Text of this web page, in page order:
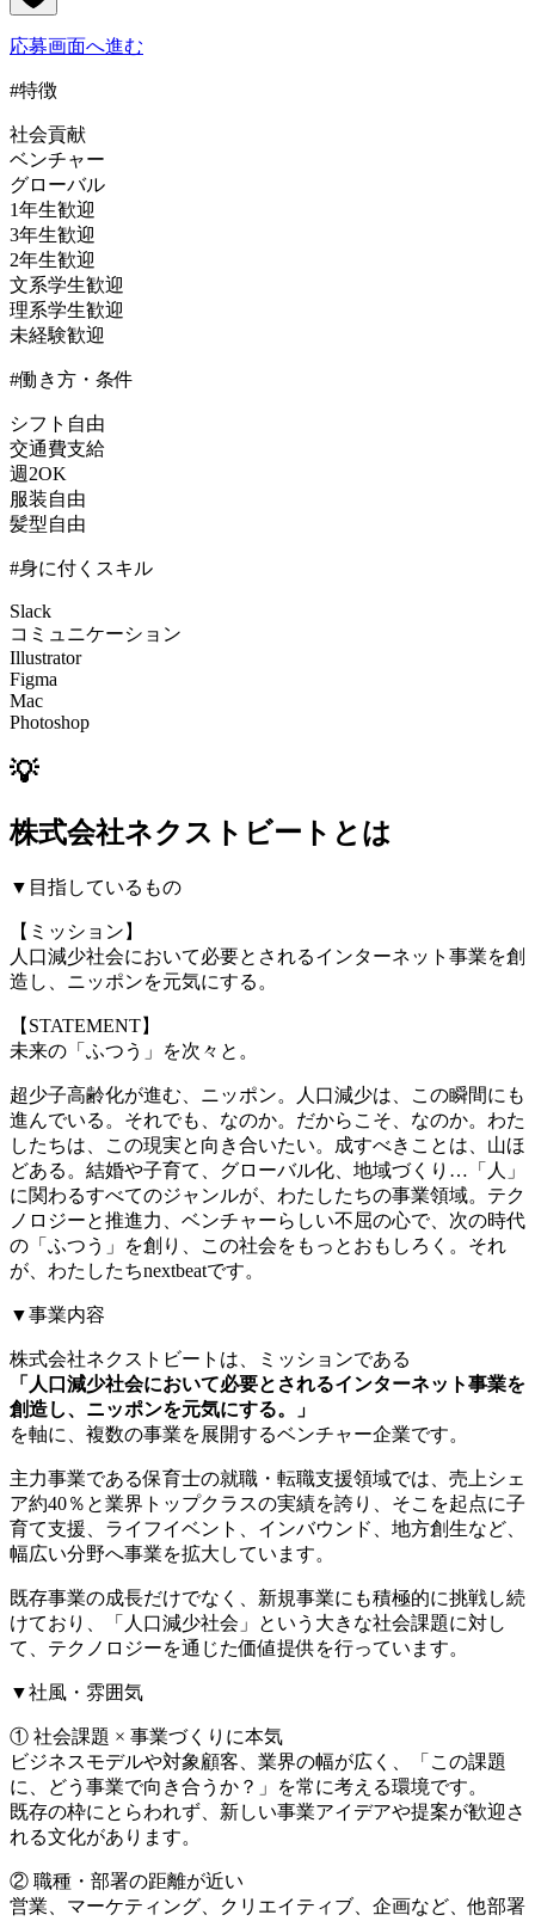
応募画面へ進む
#特徴
社会貢献
ベンチャー
グローバル
1年生歓迎
3年生歓迎
2年生歓迎
文系学生歓迎
理系学生歓迎
未経験歓迎
#働き方・条件
シフト自由
交通費支給
週2OK
服装自由
髪型自由
#身に付くスキル
Slack
コミュニケーション
Illustrator
Figma
Mac
Photoshop
💡
株式会社ネクストビートとは
▼目指しているもの
【ミッション】
人口減少社会において必要とされるインターネット事業を創
造し、ニッポンを元気にする。
【STATEMENT】
未来の「ふつう」を次々と。
超少子高齢化が進む、ニッポン。人口減少は、この瞬間にも
進んでいる。それでも、なのか。だからこそ、なのか。わた
したちは、この現実と向き合いたい。成すべきことは、山ほ
どある。結婚や子育て、グローバル化、地域づくり…「人」
に関わるすべてのジャンルが、わたしたちの事業領域。テク
ノロジーと推進力、ベンチャーらしい不屈の心で、次の時代
の「ふつう」を創り、この社会をもっとおもしろく。それ
が、わたしたちnextbeatです。
▼事業内容
株式会社ネクストビートは、ミッションである
「人口減少社会において必要とされるインターネット事業を
創造し、ニッポンを元気にする。」
を軸に、複数の事業を展開するベンチャー企業です。
主力事業である保育士の就職・転職支援領域では、売上シェ
ア約40％と業界トップクラスの実績を誇り、そこを起点に子
育て支援、ライフイベント、インバウンド、地方創生など、
幅広い分野へ事業を拡大しています。
既存事業の成長だけでなく、新規事業にも積極的に挑戦し続
けており、「人口減少社会」という大きな社会課題に対し
て、テクノロジーを通じた価値提供を行っています。
▼社風・雰囲気
① 社会課題 × 事業づくりに本気
ビジネスモデルや対象顧客、業界の幅が広く、「この課題
に、どう事業で向き合うか？」を常に考える環境です。
既存の枠にとらわれず、新しい事業アイデアや提案が歓迎さ
れる文化があります。
② 職種・部署の距離が近い
営業、マーケティング、クリエイティブ、企画など、他部署